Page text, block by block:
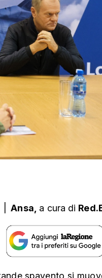
Ansa, a cura di
spavento si